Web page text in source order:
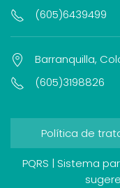
(605)6439499
Barranquilla,
(605)3198826
Política de
PQRS | Sistema